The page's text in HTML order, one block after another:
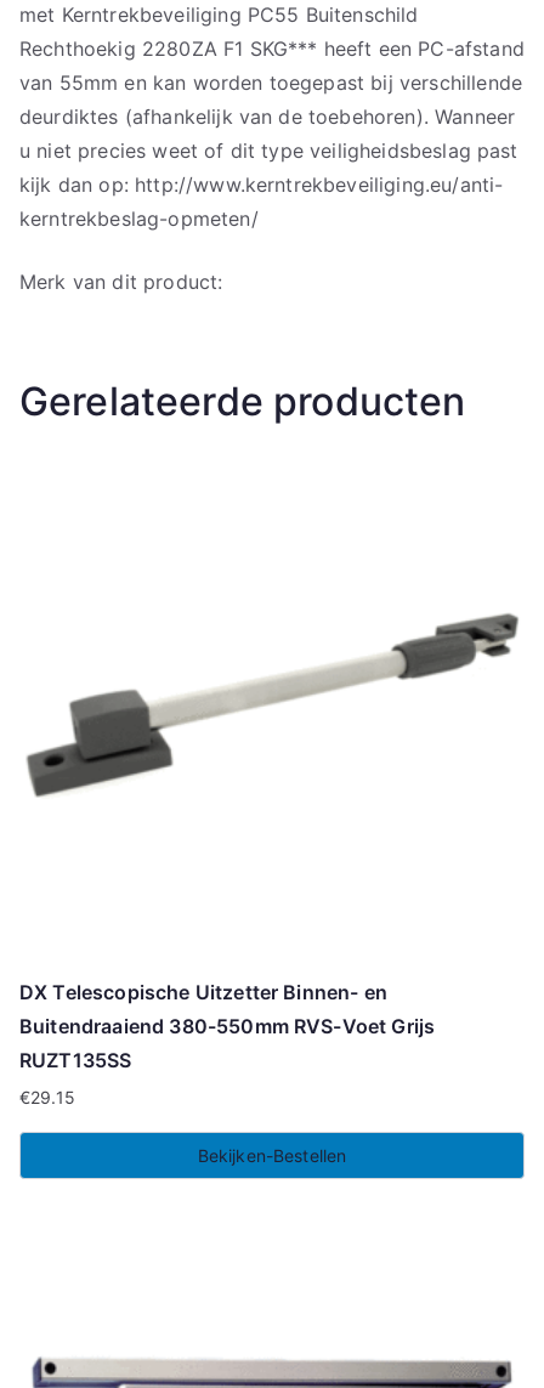
met Kerntrekbeveiliging PC55 Buitenschild
Rechthoekig 2280ZA F1 SKG*** heeft een PC-afstand
van 55mm en kan worden toegepast bij verschillende
deurdiktes (afhankelijk van de toebehoren). Wanneer
u niet precies weet of dit type veiligheidsbeslag past
kijk dan op: http://www.kerntrekbeveiliging.eu/anti-
kerntrekbeslag-opmeten/
Merk van dit product:
Gerelateerde producten
DX Telescopische Uitzetter Binnen- en
Buitendraaiend 380-550mm RVS-Voet Grijs
RUZT135SS
€29.15
Bekijken-Bestellen